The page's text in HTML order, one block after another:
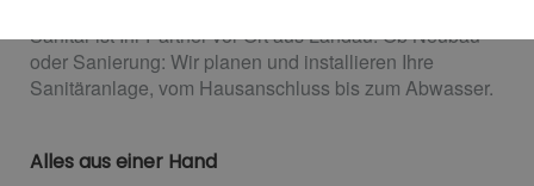
Sanitär ist Ihr Partner vor Ort aus Landau. Ob Neubau
oder Sanierung: Wir planen und installieren Ihre
Sanitäranlage, vom Hausanschluss bis zum Abwasser.
Alles aus einer Hand